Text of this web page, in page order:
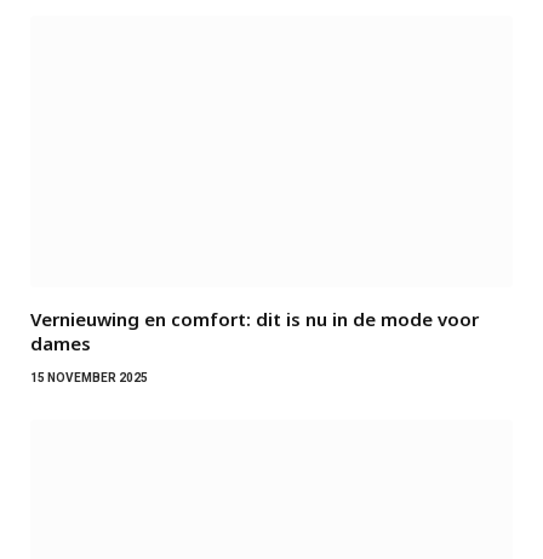
Vernieuwing en comfort: dit is nu in de mode voor
dames
15 NOVEMBER 2025